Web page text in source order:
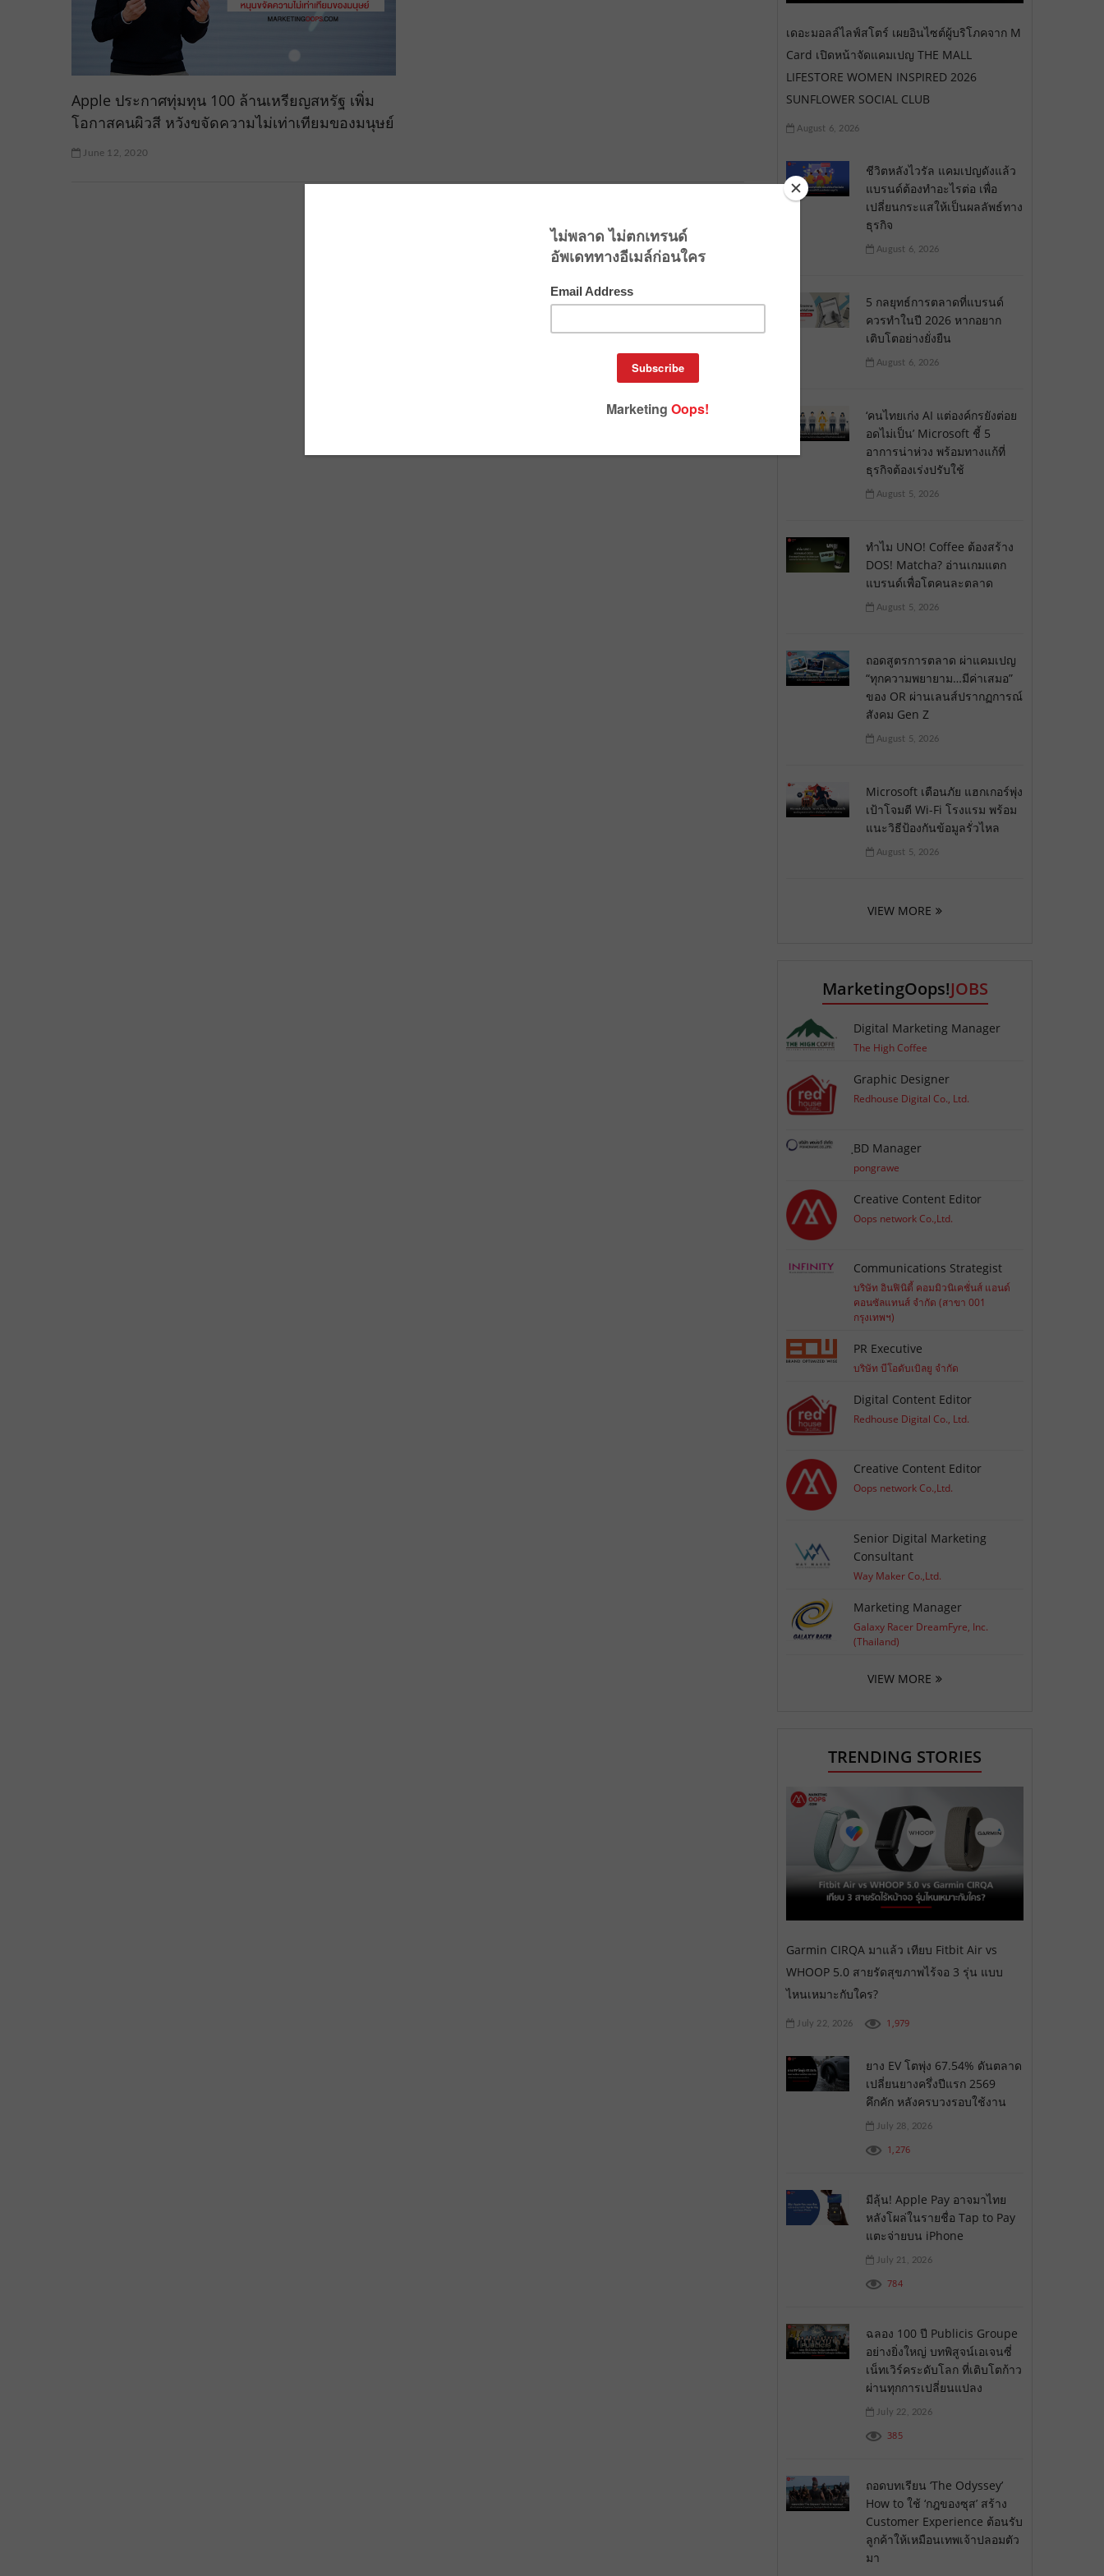
Apple ประกาศทุ่มทุน 100 ล้านเหรียญสหรัฐ เพิ่ม
โอกาสคนผิวสี หวังขจัดความไม่เท่าเทียมของมนุษย์
June 12, 2020
เดอะมอลล์ไลฟ์สโตร์ เผยอินไซต์ผู้บริโภคจาก M
Card เปิดหน้าจัดแคมเปญ THE MALL
LIFESTORE WOMEN INSPIRED 2026
SUNFLOWER SOCIAL CLUB
August 6, 2026
ชีวิตหลังไวรัล แคมเปญดังแล้ว
แบรนด์ต้องทำอะไรต่อ เพื่อ
เปลี่ยนกระแสให้เป็นผลลัพธ์ทาง
ธุรกิจ
August 6, 2026
5 กลยุทธ์การตลาดที่แบรนด์
ควรทำในปี 2026 หากอยาก
เติบโตอย่างยั่งยืน
August 6, 2026
‘คนไทยเก่ง AI แต่องค์กรยังต่อย
อดไม่เป็น’ Microsoft ชี้ 5
อาการน่าห่วง พร้อมทางแก้ที่
ธุรกิจต้องเร่งปรับใช้
August 5, 2026
ทำไม UNO! Coffee ต้องสร้าง
DOS! Matcha? อ่านเกมแตก
แบรนด์เพื่อโตคนละตลาด
August 5, 2026
ถอดสูตรการตลาด ผ่าแคมเปญ
“ทุกความพยายาม…มีค่าเสมอ”
ของ OR ผ่านเลนส์ปรากฏการณ์
สังคม Gen Z
August 5, 2026
Microsoft เตือนภัย แฮกเกอร์พุ่ง
เป้าโจมตี Wi-Fi โรงแรม พร้อม
แนะวิธีป้องกันข้อมูลรั่วไหล
August 5, 2026
VIEW MORE
MarketingOops!JOBS
Digital Marketing Manager
The High Coffee
Graphic Designer
Redhouse Digital Co., Ltd.
ฺBD Manager
pongrawe
Creative Content Editor
Oops network Co.,Ltd.
Communications Strategist
บริษัท อินฟินิตี้ คอมมิวนิเคชั่นส์ แอนด์
คอนซัลแทนส์ จำกัด (สาขา 001
กรุงเทพฯ)
PR Executive
บริษัท บีโอดับเบิลยู จำกัด
Digital Content Editor
Redhouse Digital Co., Ltd.
Creative Content Editor
Oops network Co.,Ltd.
Senior Digital Marketing
Consultant
Way Maker Co.,Ltd.
Marketing Manager
Galaxy Racer DreamFyre, Inc.
(Thailand)
VIEW MORE
TRENDING STORIES
Garmin CIRQA มาแล้ว เทียบ Fitbit Air vs
WHOOP 5.0 สายรัดสุขภาพไร้จอ 3 รุ่น แบบ
ไหนเหมาะกับใคร?
July 22, 2026 1,979
ยาง EV โตพุ่ง 67.54% ดันตลาด
เปลี่ยนยางครึ่งปีแรก 2569
คึกคัก หลังครบวงรอบใช้งาน
July 28, 2026
1,276
มีลุ้น! Apple Pay อาจมาไทย
หลังโผล่ในรายชื่อ Tap to Pay
แตะจ่ายบน iPhone
July 21, 2026
784
ฉลอง 100 ปี Publicis Groupe
อย่างยิ่งใหญ่ บทพิสูจน์เอเจนซี่
เน็ทเวิร์คระดับโลก ที่เติบโตก้าว
ผ่านทุกการเปลี่ยนแปลง
July 22, 2026
385
ถอดบทเรียน ‘The Odyssey’
How to ใช้ ‘กฎของซุส’ สร้าง
Customer Experience ต้อนรับ
ลูกค้าให้เหมือนเทพเจ้าปลอมตัว
มา